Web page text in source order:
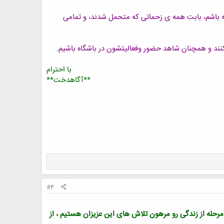
باشم، بابت همه ی زحماتی که متحمل شدند، و تمامی
و همچنان شاهد حضور وفعالیتشون در باشگاه باشیم.
با احترام
**آگاهدخت**
#4
از زندگی رو مرهون تلاش های این عزیزان هستیم ، از